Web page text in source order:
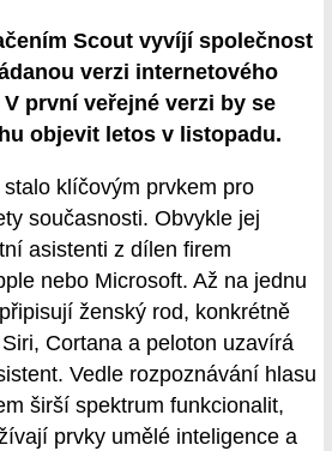
Scout vyvíjí společnost
verzi internetového
první veřejné verzi by se
objevit letos v listopadu.
klíčovým prvkem pro
současnosti. Obvykle jej
asistenti z dílen firem
nebo Microsoft. Až na jednu
ženský rod, konkrétně
Cortana a peloton uzavírá
Vedle rozpoznávání hlasu
širší spektrum funkcionalit,
prvky umělé inteligence a